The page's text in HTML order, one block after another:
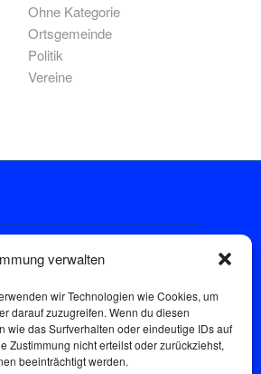
verwalten
wir Technologien wie Cookies, um
darauf zuzugreifen. Wenn du diesen
wie das Surfverhalten oder eindeutige IDs auf
Zustimmung nicht erteilst oder zurückziehst,
beeinträchtigt werden.
Ohne Kategorie
Ortsgemeinde
Politik
Vereine